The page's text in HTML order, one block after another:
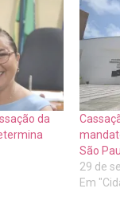
da
São
29 de
Em